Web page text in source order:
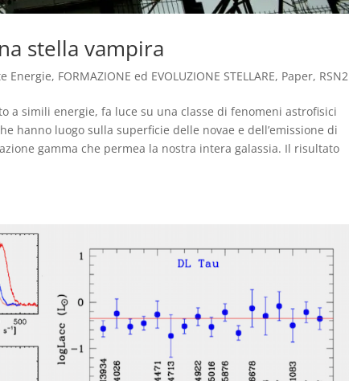
stella vampira
Energie, FORMAZIONE ed EVOLUZIONE STELLARE, Paper, RSN2
a simili energie, fa luce su una classe di fenomeni astrofisici
hanno luogo sulla superficie delle novae e dell’emissione di
gamma che permea la nostra intera galassia. Il risultato